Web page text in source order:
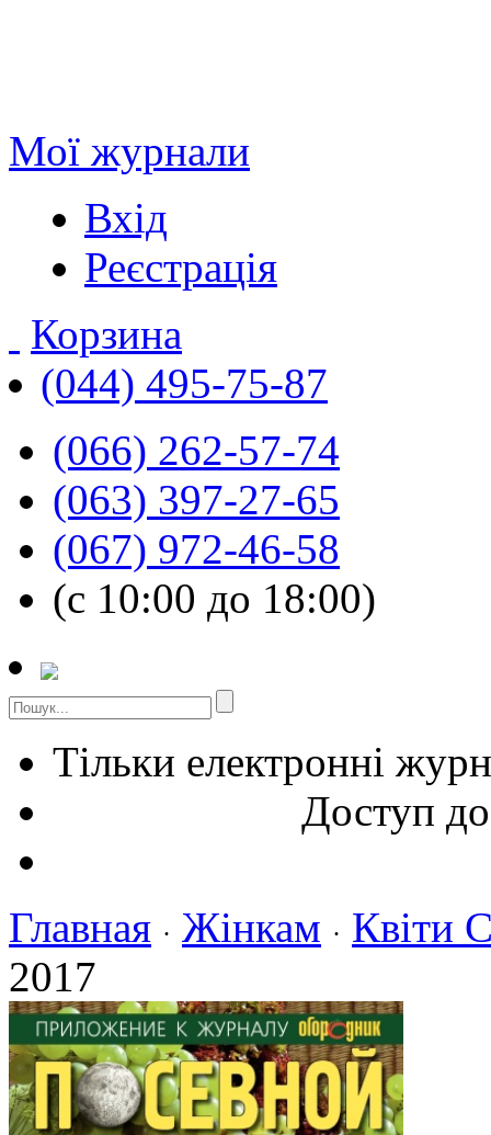
Мої журнали
Вхід
Реєстрація
Корзина
(044) 495-75-87
(066) 262-57-74
(063) 397-27-65
(067) 972-46-58
(с 10:00 до 18:00)
Тільки електронні
Доступ
Главная · Жінкам · Квіти
2017